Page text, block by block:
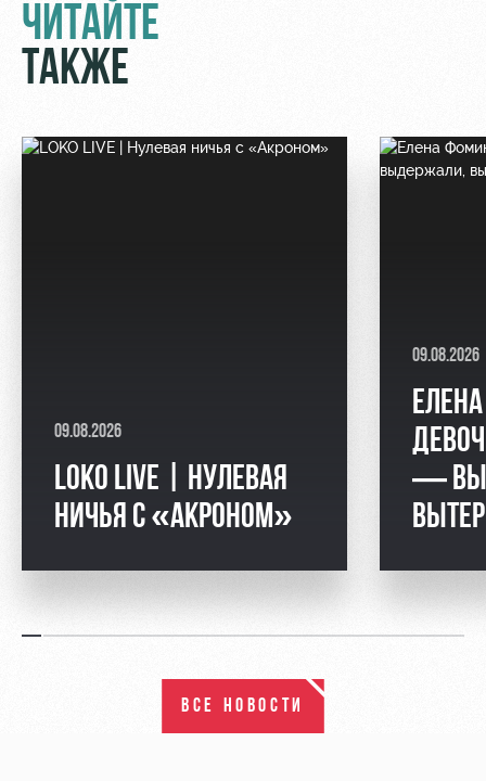
ЧИТАЙТЕ
ТАКЖЕ
09.08.2026
LOKO LIVE | НУЛЕВАЯ
НИЧЬЯ С «АКРОНОМ»
09.08.2026
—
ВСЕ НОВОСТИ